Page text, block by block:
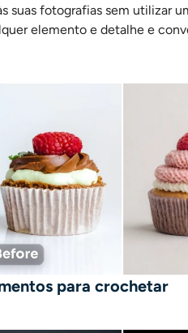
suas fotografias sem utilizar
elemento e detalhe e
para crochetar